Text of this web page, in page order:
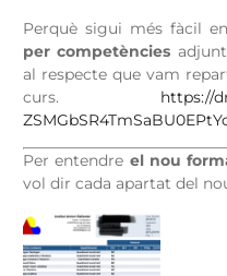
Perquè sigui més fàcil
per competències
al respecte que vam
curs. https://
Per entendre el nou
vol dir cada apartat del